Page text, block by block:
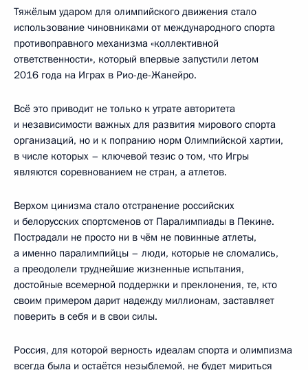
Тяжёлым ударом для олимпийского движения стало
использование чиновниками от международного спорта
противоправного механизма «коллективной
ответственности», который впервые запустили летом
2016 года на Играх в Рио-де-Жанейро.
Всё это приводит не только к утрате авторитета
и независимости важных для развития мирового спорта
организаций, но и к попранию норм Олимпийской хартии,
в числе которых – ключевой тезис о том, что Игры
являются соревнованием не стран, а атлетов.
Верхом цинизма стало отстранение российских
и белорусских спортсменов от Паралимпиады в Пекине.
Пострадали не просто ни в чём не повинные атлеты,
а именно паралимпийцы – люди, которые не сломались,
а преодолели труднейшие жизненные испытания,
достойные всемерной поддержки и преклонения, те, кто
своим примером дарит надежду миллионам, заставляет
поверить в себя и в свои силы.
Россия, для которой верность идеалам спорта и олимпизма
всегда была и остаётся незыблемой, не будет мириться